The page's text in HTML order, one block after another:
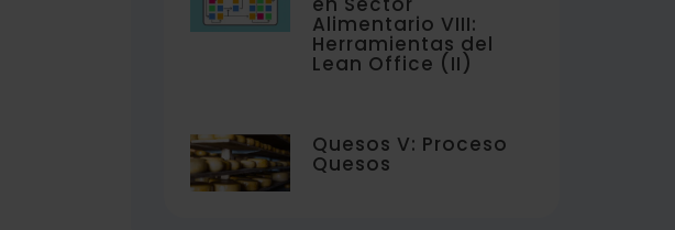
Alimentario VIII:
Herramientas del
Lean Office (II)
Quesos V: Proceso
Quesos